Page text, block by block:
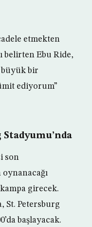
etmekten
belirten Ebu Ride,
büyük bir
ediyorum”
son
oynanacağı
girecek.
St. Petersburg
başlayacak.